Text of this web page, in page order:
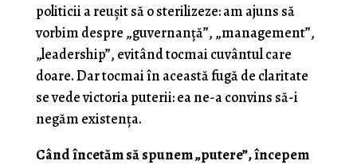
politicii a reușit să o sterilizeze: am ajuns să
vorbim despre „guvernanță”, „management”,
„leadership”, evitând tocmai cuvântul care
doare. Dar tocmai în această fugă de claritate
se vede victoria puterii: ea ne-a convins să-i
negăm existența.
Când încetăm să spunem „putere”, începem